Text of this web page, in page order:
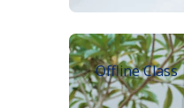
Offline Class